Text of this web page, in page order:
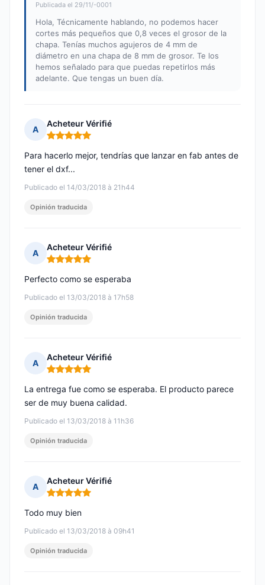
Publicada el 29/11/-0001
Hola, Técnicamente hablando, no podemos hacer
cortes más pequeños que 0,8 veces el grosor de la
chapa. Tenías muchos agujeros de 4 mm de
diámetro en una chapa de 8 mm de grosor. Te los
hemos señalado para que puedas repetirlos más
adelante. Que tengas un buen día.
A
Acheteur Vérifié
Nota: 5 de 5
Publicado el 14/03/2018 à 21h44
Para hacerlo mejor, tendrías que lanzar en fab antes de
tener el dxf...
Opinión traducida
A
Acheteur Vérifié
Nota: 5 de 5
Publicado el 13/03/2018 à 17h58
Perfecto como se esperaba
Opinión traducida
A
Acheteur Vérifié
Nota: 5 de 5
Publicado el 13/03/2018 à 11h36
La entrega fue como se esperaba. El producto parece
ser de muy buena calidad.
Opinión traducida
A
Acheteur Vérifié
Nota: 5 de 5
Publicado el 13/03/2018 à 09h41
Todo muy bien
Opinión traducida